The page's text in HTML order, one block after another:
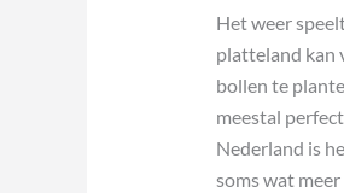
Het weer
platteland kan
bollen te
meestal
Nederland is
soms wat